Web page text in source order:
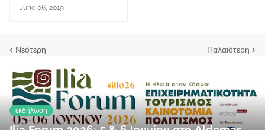
June 06, 2019
Νεότερη Παλαιότερη
εκδήλωση